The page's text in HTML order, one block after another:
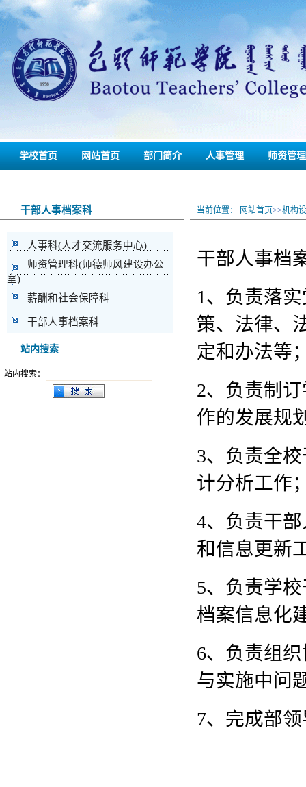
学校首页 网站首页 部门简介 人事管理 师资管理
干部人事档案科
人事科(人才交流服务中心)
师资管理科(师德师风建设办公
室)
薪酬和社会保障科
干部人事档案科
站内搜索
站内搜索：
当前位置： 网站首页>>机构
干部人事档
1、负责落
策、法律、
定和办法等
2、负责制
作的发展规
3、负责全
计分析工作
4、负责干
和信息更新
5、负责学
档案信息化
6、负责组
与实施中问
7、完成部